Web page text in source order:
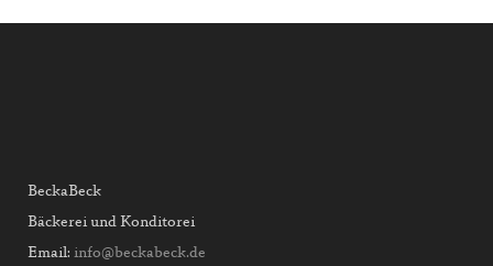
BeckaBeck
Bäckerei und Konditorei
Email: info@beckabeck.de